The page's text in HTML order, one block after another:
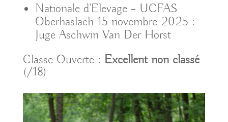
Nationale d’Elevage – UCFAS
Oberhaslach 15 novembre 2025 :
Juge Aschwin Van Der Horst
Classe Ouverte : Excellent non classé
(/18)